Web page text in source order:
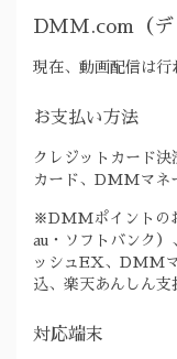
DMM.com（デ
現在、動画配信は行
お支払い方法
クレジットカード
カード、DMMマネ
※DMMポイントの
au・ソフトバンク
ッシュEX、DMM
込、楽天あんしん支
対応端末